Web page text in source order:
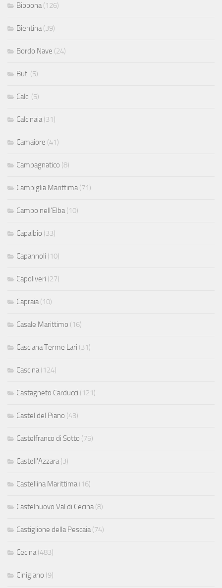
Bibbona(126)
Bientina(39)
Bordo Nave (24)
Buti (5)
Calci (5)
Calcinaia(31)
Camaiore (41)
Campagnatico (8)
Campiglia Marittima(71)
Campo nell'Elba(10)
Capalbio (33)
Capannoli (10)
Capoliveri (27)
Capraia(10)
Casale Marittimo (16)
Casciana Terme Lari (31)
Cascina(124)
Castagneto Carducci (121)
Castel del Piano (43)
Castelfranco di Sotto (75)
Castell'Azzara(3)
Castellina Marittima(16)
Castelnuovo Val di Cecina(8)
Castiglione della Pescaia(74)
Cecina(483)
Cinigiano (9)